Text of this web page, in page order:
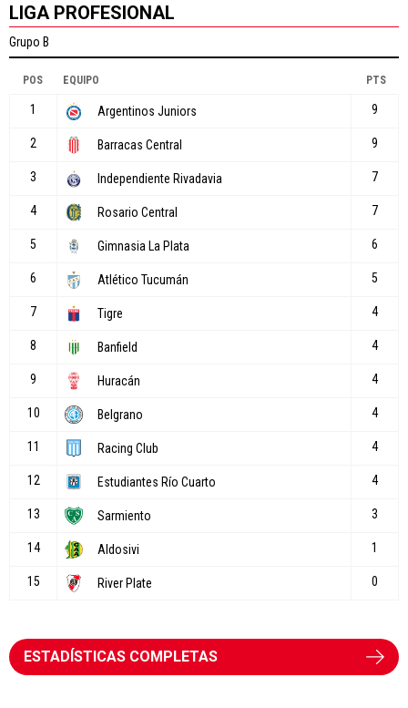
LIGA PROFESIONAL
ESTADÍSTICAS COMPLETAS